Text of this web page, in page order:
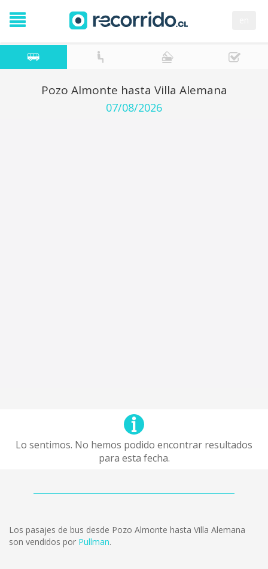
Pozo Almonte hasta Villa Alemana
07/08/2026
Lo sentimos. No hemos podido encontrar resultados
para esta fecha.
Los pasajes de bus desde Pozo Almonte hasta Villa Alemana
son vendidos por Pullman.